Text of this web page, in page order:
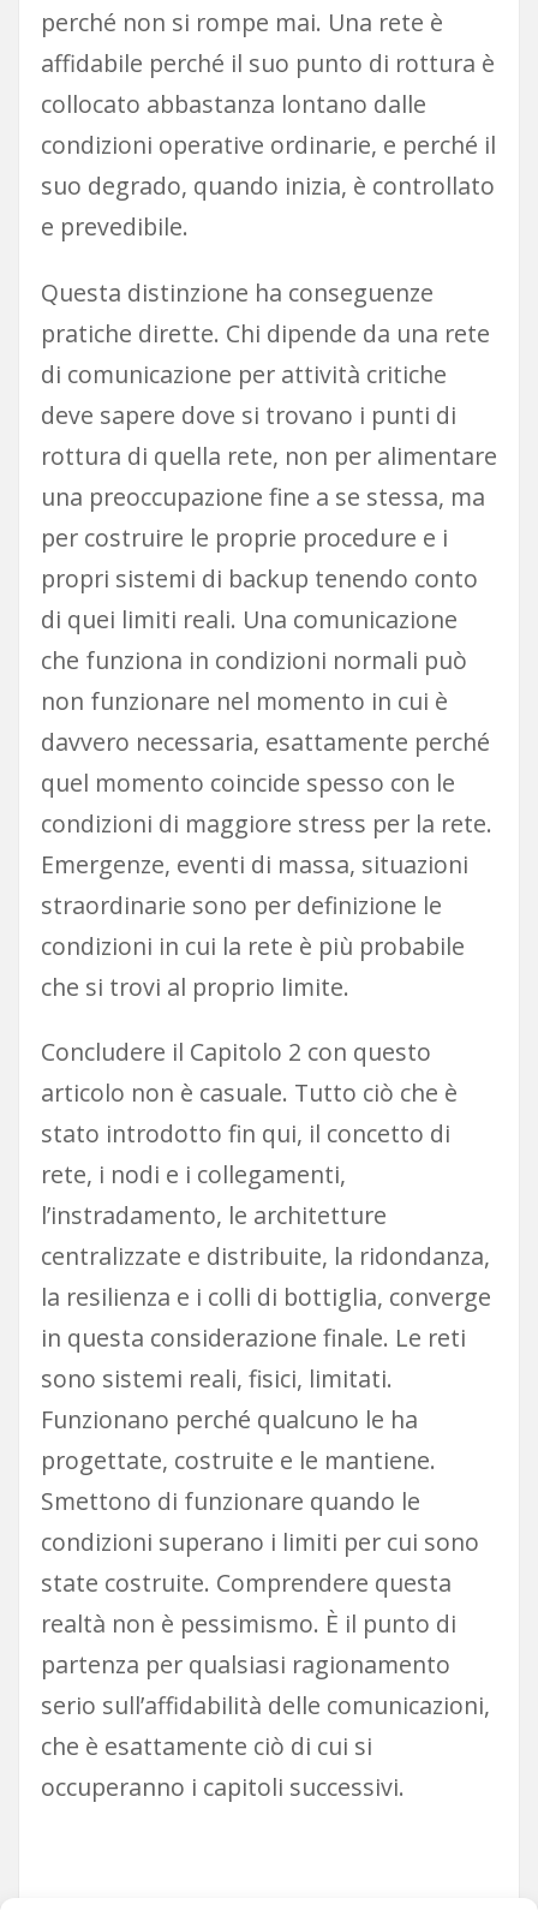
perché non si rompe mai. Una rete è
affidabile perché il suo punto di rottura è
collocato abbastanza lontano dalle
condizioni operative ordinarie, e perché il
suo degrado, quando inizia, è controllato
e prevedibile.
Questa distinzione ha conseguenze
pratiche dirette. Chi dipende da una rete
di comunicazione per attività critiche
deve sapere dove si trovano i punti di
rottura di quella rete, non per alimentare
una preoccupazione fine a se stessa, ma
per costruire le proprie procedure e i
propri sistemi di backup tenendo conto
di quei limiti reali. Una comunicazione
che funziona in condizioni normali può
non funzionare nel momento in cui è
davvero necessaria, esattamente perché
quel momento coincide spesso con le
condizioni di maggiore stress per la rete.
Emergenze, eventi di massa, situazioni
straordinarie sono per definizione le
condizioni in cui la rete è più probabile
che si trovi al proprio limite.
Concludere il Capitolo 2 con questo
articolo non è casuale. Tutto ciò che è
stato introdotto fin qui, il concetto di
rete, i nodi e i collegamenti,
l’instradamento, le architetture
centralizzate e distribuite, la ridondanza,
la resilienza e i colli di bottiglia, converge
in questa considerazione finale. Le reti
sono sistemi reali, fisici, limitati.
Funzionano perché qualcuno le ha
progettate, costruite e le mantiene.
Smettono di funzionare quando le
condizioni superano i limiti per cui sono
state costruite. Comprendere questa
realtà non è pessimismo. È il punto di
partenza per qualsiasi ragionamento
serio sull’affidabilità delle comunicazioni,
che è esattamente ciò di cui si
occuperanno i capitoli successivi.